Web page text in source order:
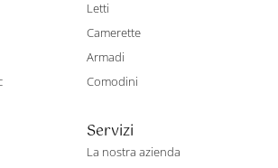
Letti
Camerette
Armadi
Comodini
Servizi
La nostra azienda